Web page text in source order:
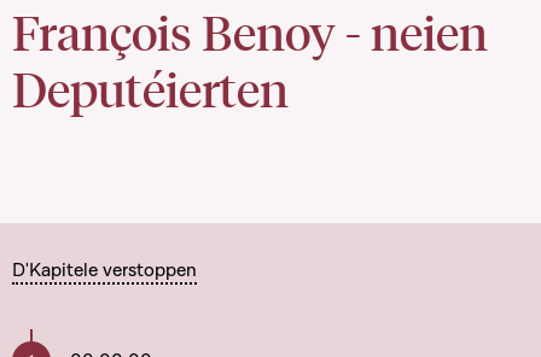
François Benoy - neien
Deputéierten
D'Kapitele verstoppen